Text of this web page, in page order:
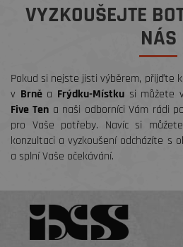
VYZKOUŠEJTE
NÁS
Pokud si nejste jisti výběrem, přijďte
v Brněa Frýdku-Místkusi můžete
Five Ten a naši odborníci Vám rádi
pro Vaše potřeby. Navíc si
konzultaci a vyzkoušení odcházíte s
a splní Vaše očekávání.